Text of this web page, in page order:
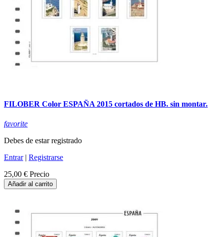
FILOBER Color ESPAÑA 2015 cortados de HB. sin montar.
favorite
Debes de estar registrado
Entrar| Registrarse
25,00 € Precio
Añadir al carrito